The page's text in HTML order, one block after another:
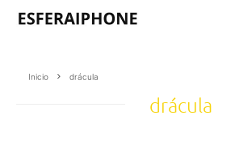
Inicio drácula
drácula